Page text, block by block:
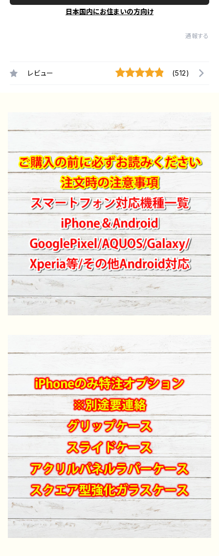
日本国内にお住まいの方向け
通報する
レビュー (512)